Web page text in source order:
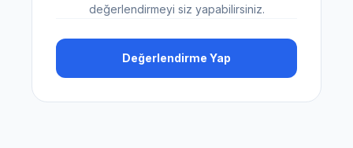
değerlendirmeyi siz yapabilirsiniz.
Değerlendirme Yap